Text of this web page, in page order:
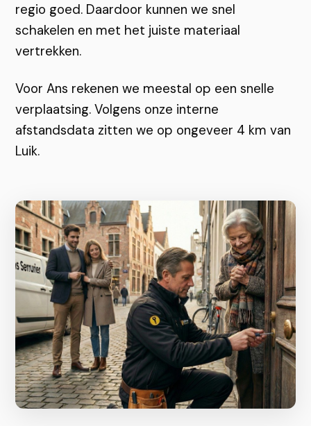
regio goed. Daardoor kunnen we snel
schakelen en met het juiste materiaal
vertrekken.
Voor Ans rekenen we meestal op een snelle
verplaatsing. Volgens onze interne
afstandsdata zitten we op ongeveer 4 km van
Luik.